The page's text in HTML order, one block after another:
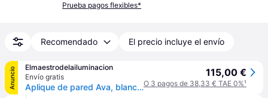
Prueba pagos flexibles*
Recomendado El precio incluye el envío
Anuncio
Elmaestrodelailuminacion
Envío gratis
Aplique de pared Ava, blanco/negro, altura 21 cm, enchufe, E14 - HAY - Pasillo - Diseño - Plástico - Angular
115,00 €
O 3 pagos de 38,33 € TAE 0%¹